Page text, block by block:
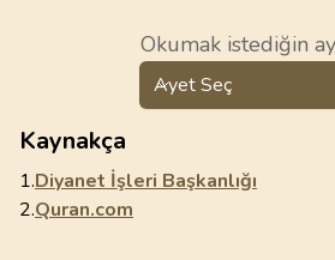
Okumak istediğin
Ayet Seç
Kaynakça
1.Diyanet İşleri Başkanlığı
2.Quran.com